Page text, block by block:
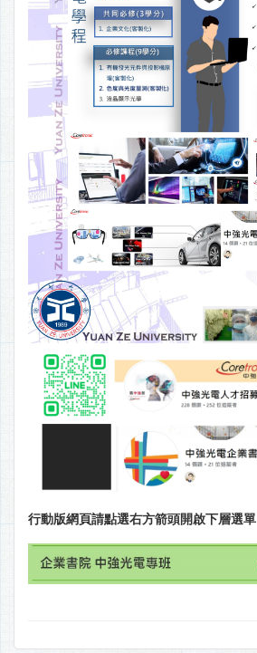
行動版網頁請點選右方箭頭開啟下層選單